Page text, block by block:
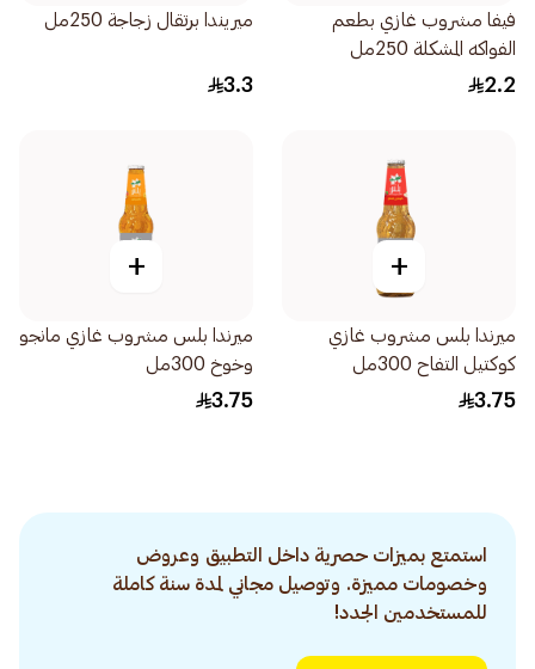
فيفا مشروب غازي بطعم
الفواكه المشكلة 250مل
2.2
ميريندا برتقال زجاجة 250مل
3.3
+
ميرندا بلس مشروب غازي
كوكتيل التفاح 300مل
3.75
+
ميرندا بلس مشروب غازي مانجو
وخوخ 300مل
3.75
استمتع بميزات حصرية داخل التطبيق وعروض
وخصومات مميزة. وتوصيل مجاني لمدة سنة كاملة
للمستخدمين الجدد!